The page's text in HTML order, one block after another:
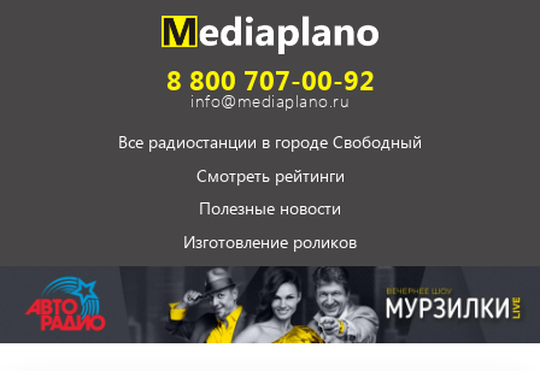
8 800 707-00-92
info@mediaplano.ru
Все радиостанции в городе Свободный
Смотреть рейтинги
Полезные новости
Изготовление роликов